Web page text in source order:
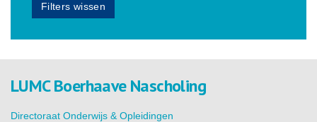
Filters wissen
LUMC Boerhaave Nascholing
Directoraat Onderwijs & Opleidingen